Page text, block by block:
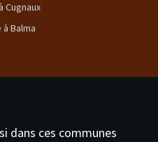
Cugnaux
à Balma
dans ces communes